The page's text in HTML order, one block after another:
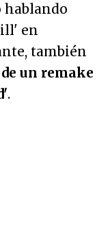
hablando
en
también
un remake
.